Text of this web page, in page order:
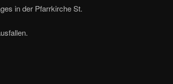
in der Pfarrkirche St.